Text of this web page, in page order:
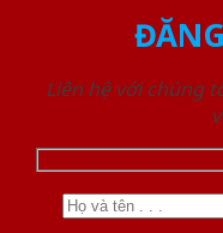
Liên hệ với chúng